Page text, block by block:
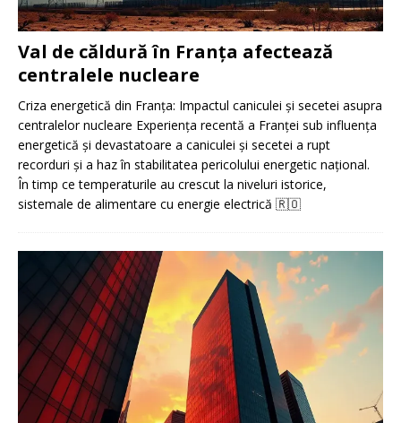
Val de căldură în Franța afectează
centralele nucleare
Criza energetică din Franța: Impactul caniculei și secetei asupra
centralelor nucleare Experiența recentă a Franței sub influența
energetică și devastatoare a caniculei și secetei a rupt
recorduri și a haz în stabilitatea pericolului energetic național.
În timp ce temperaturile au crescut la niveluri istorice,
sistemale de alimentare cu energie electrică 🇷🇴